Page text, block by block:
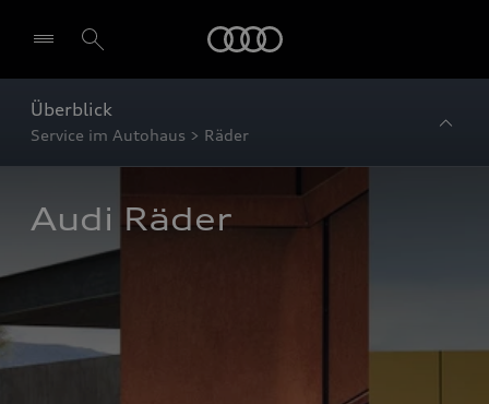
Überblick
Service im Autohaus > Räder
Audi Räder